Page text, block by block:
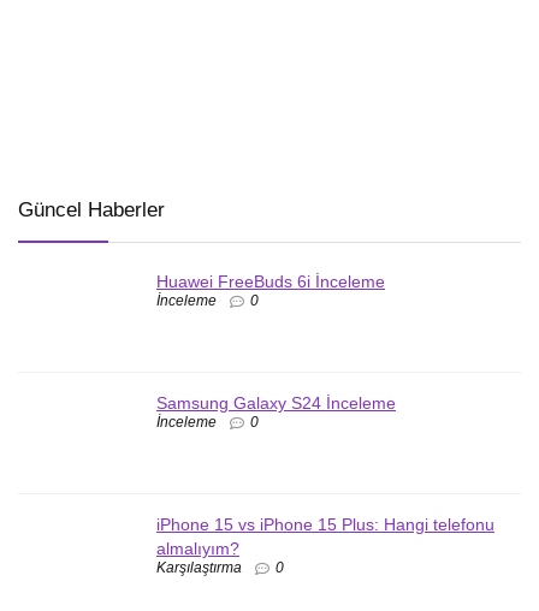
Güncel Haberler
Huawei FreeBuds 6i İnceleme
İnceleme 0
Samsung Galaxy S24 İnceleme
İnceleme 0
iPhone 15 vs iPhone 15 Plus: Hangi telefonu
almalıyım?
Karşılaştırma 0